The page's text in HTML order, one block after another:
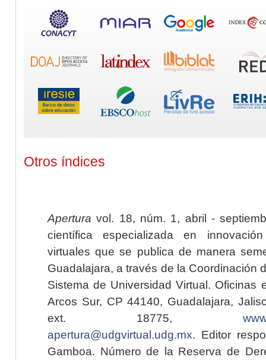
Otros índices
Apertura vol. 18, núm. 1, abril -
científica especializada en
virtuales que se publica de manera
Guadalajara, a través de la Coordinación
Sistema de Universidad Virtual. Oficinas
Arcos Sur, CP 44140, Guadalajara,
ext. 18775,
apertura@udgvirtual.udg.mx. Editor
Gamboa. Número de la Reserva de